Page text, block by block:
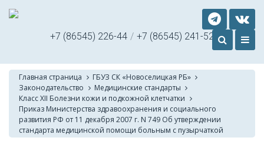
+7 (86545) 226-44 / +7 (86545) 241-52
Главная страница
ГБУЗ СК «Новоселицкая РБ»
Законодательство
Медицинские стандарты
Класс XII Болезни кожи и подкожной клетчатки
Приказ Министерства здравоохранения и социального
развития РФ от 11 декабря 2007 г. N 749 Об утверждении
стандарта медицинской помощи больным с пузырчаткой